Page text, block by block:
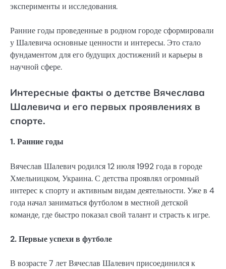
эксперименты и исследования.
Ранние годы проведенные в родном городе сформировали
у Шалевича основные ценности и интересы. Это стало
фундаментом для его будущих достижений и карьеры в
научной сфере.
Интересные факты о детстве Вячеслава
Шалевича и его первых проявлениях в
спорте.
1. Ранние годы
Вячеслав Шалевич родился 12 июля 1992 года в городе
Хмельницком, Украина. С детства проявлял огромный
интерес к спорту и активным видам деятельности. Уже в 4
года начал заниматься футболом в местной детской
команде, где быстро показал свой талант и страсть к игре.
2. Первые успехи в футболе
В возрасте 7 лет Вячеслав Шалевич присоединился к